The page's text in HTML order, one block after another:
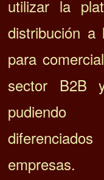
utilizar la
distribución a
para
sector B2B
pudiendo
empresas.